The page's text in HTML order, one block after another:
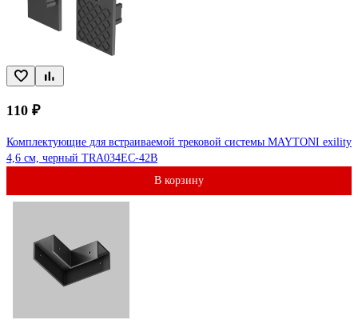
110 ₽
Комплектующие для встраиваемой трековой системы MAYTONI exility
4,6 см, черный TRA034EC-42B
В корзину